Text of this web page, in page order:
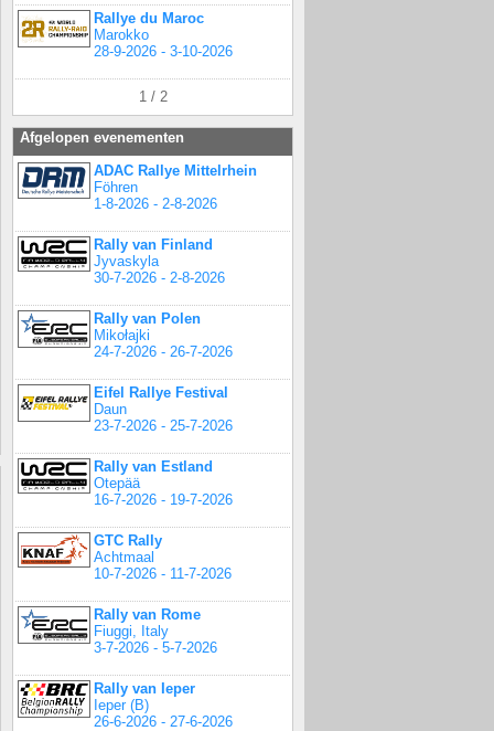
Rallye du Maroc
Marokko
28-9-2026 - 3-10-2026
1 / 2
Afgelopen evenementen
ADAC Rallye Mittelrhein
Föhren
1-8-2026 - 2-8-2026
Rally van Finland
Jyvaskyla
30-7-2026 - 2-8-2026
Rally van Polen
Mikołajki
24-7-2026 - 26-7-2026
Eifel Rallye Festival
Daun
23-7-2026 - 25-7-2026
Rally van Estland
Otepää
16-7-2026 - 19-7-2026
GTC Rally
Achtmaal
10-7-2026 - 11-7-2026
Rally van Rome
Fiuggi, Italy
3-7-2026 - 5-7-2026
Rally van Ieper
Ieper (B)
26-6-2026 - 27-6-2026